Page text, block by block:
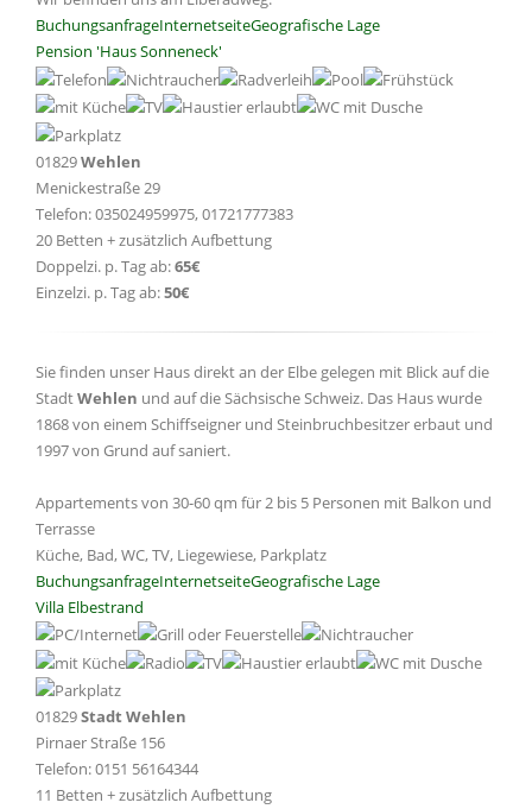
BuchungsanfrageInternetseiteGeografische Lage
Pension 'Haus Sonneneck'
01829Wehlen
Menickestraße 29
Telefon: 035024959975, 01721777383
20 Betten + zusätzlich Aufbettung
Doppelzi. p. Tag ab:65€
Einzelzi. p. Tag ab:50€
Sie finden unser Haus direkt an der Elbe gelegen mit Blick auf die
StadtWehlen und auf die Sächsische Schweiz. Das Haus wurde
1868 von einem Schiffseigner und Steinbruchbesitzer erbaut und
1997 von Grund auf saniert.
Appartements von 30-60 qm für 2 bis 5 Personen mit Balkon und
Terrasse
Küche, Bad, WC, TV, Liegewiese, Parkplatz
BuchungsanfrageInternetseiteGeografische Lage
Villa Elbestrand
01829Stadt Wehlen
Pirnaer Straße 156
Telefon: 0151 56164344
11 Betten + zusätzlich Aufbettung